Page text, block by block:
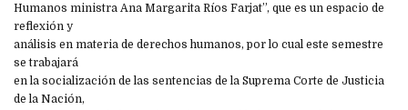
Humanos ministra Ana Margarita Ríos Farjat”, que es un espacio de
reflexión y
análisis en materia de derechos humanos, por lo cual este semestre
se trabajará
en la socialización de las sentencias de la Suprema Corte de Justicia
de la Nación,